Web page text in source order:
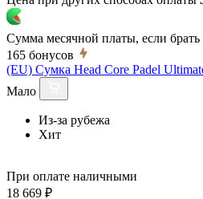
Сумма месячной платы, если брать
165 бонусов
(EU) Сумка Head Core Padel
Мало
Из-за рубежа
Хит
При оплате наличными
18 669 ₽